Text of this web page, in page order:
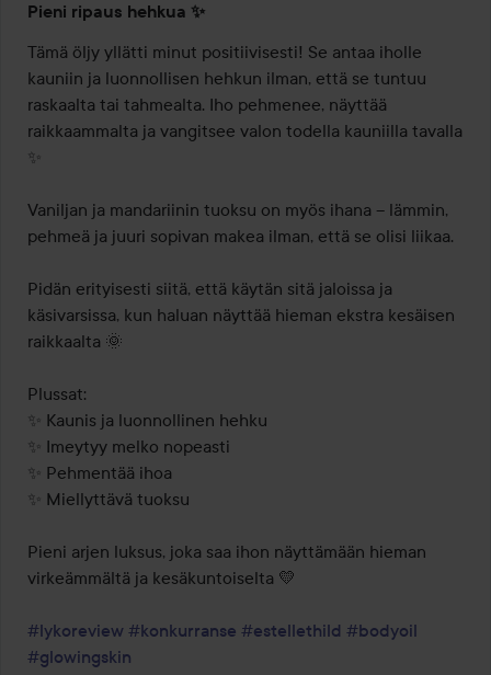
4
/
5
Pieni ripaus hehkua ✨
Tämä öljy yllätti minut positiivisesti! Se antaa iholle
kauniin ja luonnollisen hehkun ilman, että se tuntuu
raskaalta tai tahmealta. Iho pehmenee, näyttää
raikkaammalta ja vangitsee valon todella kauniilla tavalla
✨
Vaniljan ja mandariinin tuoksu on myös ihana – lämmin,
pehmeä ja juuri sopivan makea ilman, että se olisi liikaa.
Pidän erityisesti siitä, että käytän sitä jaloissa ja
käsivarsissa, kun haluan näyttää hieman ekstra kesäisen
raikkaalta 🌞
Plussat:
✨ Kaunis ja luonnollinen hehku
✨ Imeytyy melko nopeasti
✨ Pehmentää ihoa
✨ Miellyttävä tuoksu
Pieni arjen luksus, joka saa ihon näyttämään hieman
virkeämmältä ja kesäkuntoiselta 💛
#lykoreview #konkurranse #estellethild #bodyoil
#glowingskin